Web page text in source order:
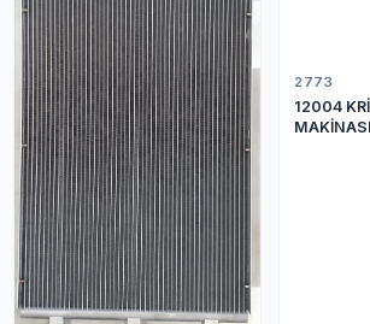
2773
12004
MAKİNASI